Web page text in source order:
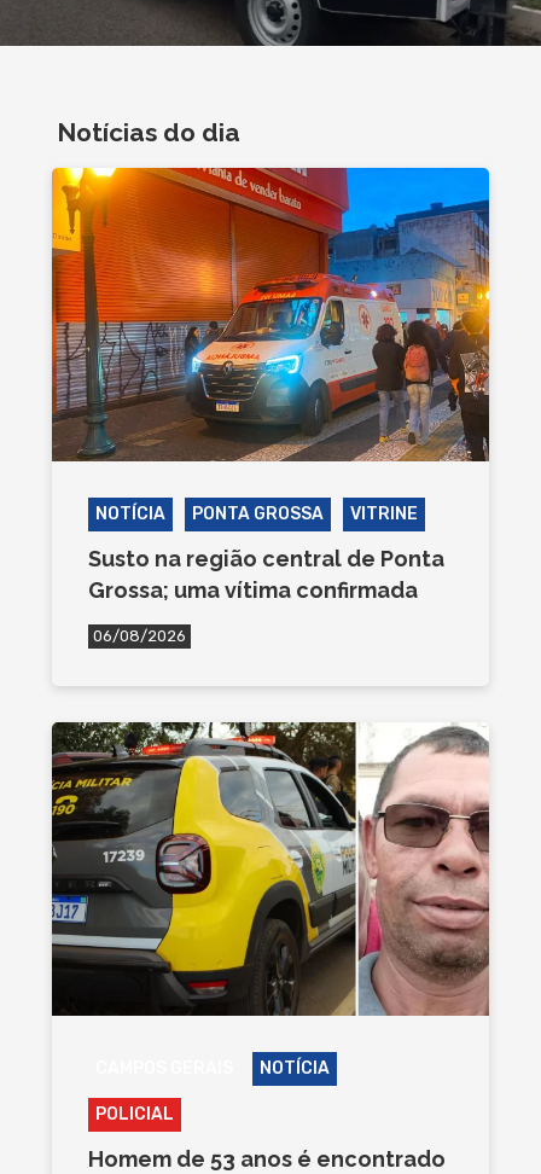
Notícias do dia
NOTÍCIA PONTA GROSSA VITRINE
Susto na região central de Ponta
Grossa; uma vítima confirmada
06/08/2026
NOTÍCIA
POLICIAL
Homem de 53 anos é encontrado